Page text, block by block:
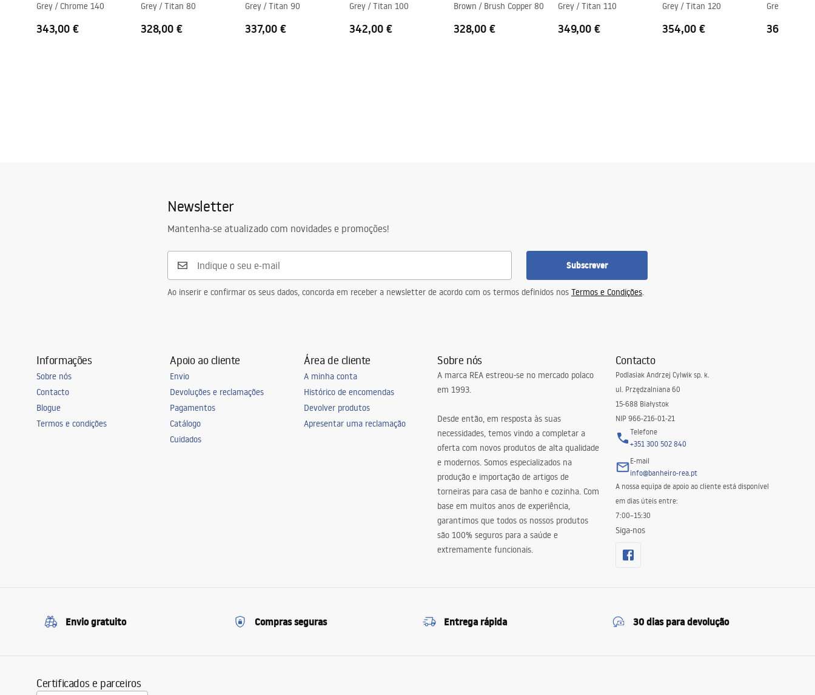
Grey / Chrome 140
343,00 €
Grey / Titan 80
328,00 €
Grey / Titan 90
337,00 €
Grey / Titan 100
342,00 €
Brown / Brush Copper 80
328,00 €
Grey / Titan 110
349,00 €
Grey / Titan 120
354,00 €
Grey / Titan
361,00 €
Newsletter
Mantenha-se atualizado com novidades e promoções!
Subscrever
Ao inserir e confirmar os seus dados, concorda em receber a newsletter de acordo com os termos definidos nos Termos e Condições.
Informações
Sobre nós
Contacto
Blogue
Termos e condições
Apoio ao cliente
Envio
Devoluções e reclamações
Pagamentos
Catálogo
Cuidados
Área de cliente
A minha conta
Histórico de encomendas
Devolver produtos
Apresentar uma reclamação
Sobre nós
A marca REA estreou-se no mercado polaco
em 1993.
Desde então, em resposta às suas
necessidades, temos vindo a completar a
oferta com novos produtos de alta qualidade
e modernos. Somos especializados na
produção e importação de artigos de
torneiras para casa de banho e cozinha. Com
base em muitos anos de experiência,
garantimos que todos os nossos produtos
são 100% seguros para a saúde e
extremamente funcionais.
Contacto
Podlasiak Andrzej Cylwik sp. k.
ul. Przędzalniana 60
15-688 Białystok
NIP 966-216-01-21
Telefone
+351 300 502 840
E-mail
info@banheiro-rea.pt
A nossa equipa de apoio ao cliente está disponível
em dias úteis entre:
7:00–15:30
Siga-nos
Envio gratuito Compras seguras Entrega rápida 30 dias para devolução
Certificados e parceiros